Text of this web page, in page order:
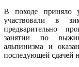
В походе приняло
участвовали в
предварительно
занятии по
альпинизма и
последующей сдачей